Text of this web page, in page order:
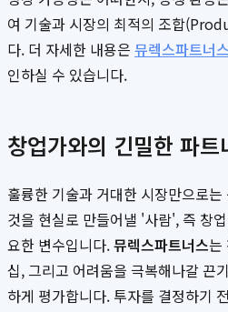
여 기술과 시장의 최적의 조합
다. 더 자세한 내용은 뮤렉스파트너
인하실 수 있습니다.
창업가와의 긴밀한 파트
훌륭한 기술과 거대한 시장만으로
것을 현실로 만들어낼 '사람', 즉 창
요한 변수입니다.뮤렉스파트너스는
십, 그리고 어려움을 극복해나갈 끈
하게 평가합니다. 투자를 결정하기